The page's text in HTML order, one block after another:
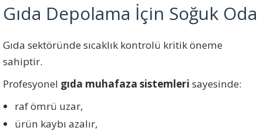
Gıda Depolama İçin Soğuk Oda
Gıda sektöründe sıcaklık kontrolü kritik öneme
sahiptir.
Profesyonel gıda muhafaza sistemleri sayesinde:
raf ömrü uzar,
ürün kaybı azalır,